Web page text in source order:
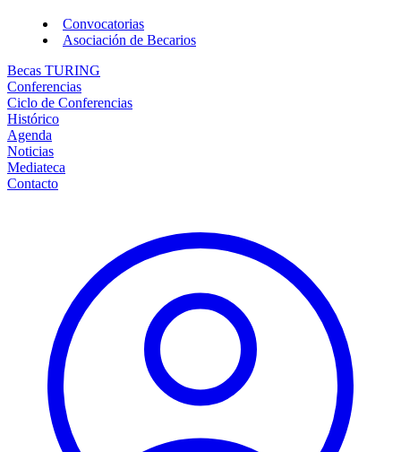
Convocatorias
Asociación de Becarios
Becas TURING
Conferencias
Ciclo de Conferencias
Histórico
Agenda
Noticias
Mediateca
Contacto